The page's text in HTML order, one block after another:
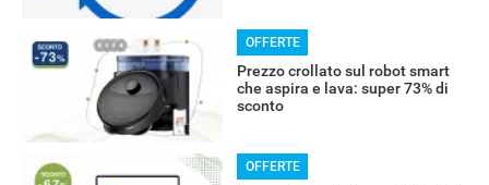
OFFERTE
Prezzo crollato sul robot smart
che aspira e lava: super 73% di
sconto
OFFERTE